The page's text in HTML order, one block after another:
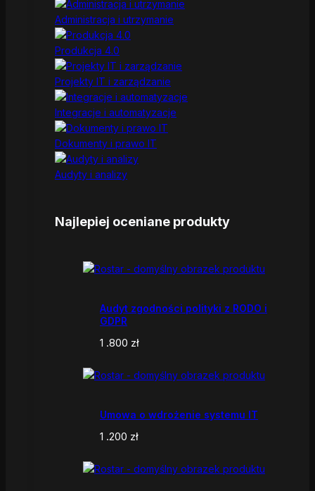
Administracja i utrzymanie
Produkcja 4.0
Projekty IT i zarządzanie
Integracje i automatyzacje
Dokumenty i prawo IT
Audyty i analizy
Najlepiej oceniane produkty
Audyt zgodności polityki z RODO i
GDPR
1 .800 zł
Umowa o wdrożenie systemu IT
1 .200 zł